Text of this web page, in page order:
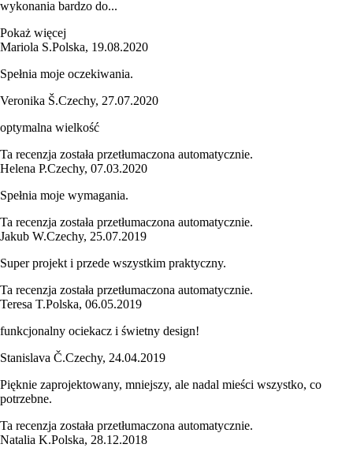
wykonania bardzo do...
Pokaż więcej
Mariola S.Polska, 19.08.2020
Spełnia moje oczekiwania.
Veronika Š.Czechy, 27.07.2020
optymalna wielkość
Ta recenzja została przetłumaczona automatycznie.
Helena P.Czechy, 07.03.2020
Spełnia moje wymagania.
Ta recenzja została przetłumaczona automatycznie.
Jakub W.Czechy, 25.07.2019
Super projekt i przede wszystkim praktyczny.
Ta recenzja została przetłumaczona automatycznie.
Teresa T.Polska, 06.05.2019
funkcjonalny ociekacz i świetny design!
Stanislava Č.Czechy, 24.04.2019
Pięknie zaprojektowany, mniejszy, ale nadal mieści wszystko, co
potrzebne.
Ta recenzja została przetłumaczona automatycznie.
Natalia K.Polska, 28.12.2018